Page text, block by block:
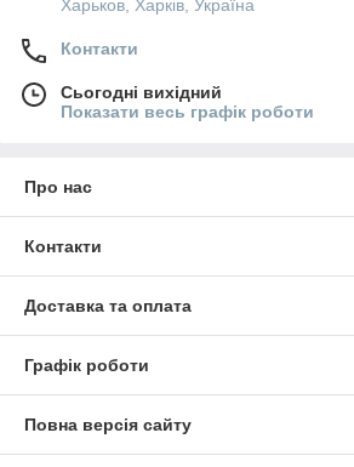
Харьков, Харків, Україна
Контакти
Сьогодні вихідний
Показати весь графік роботи
Про нас
Контакти
Доставка та оплата
Графік роботи
Повна версія сайту